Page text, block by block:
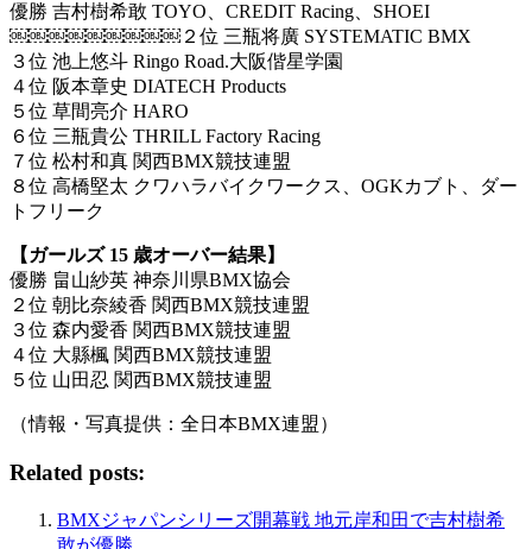
優勝 吉村樹希敢 TOYO、CREDIT Racing、SHOEI
￼￼￼￼￼￼￼￼￼２位 三瓶将廣 SYSTEMATIC BMX
３位 池上悠斗 Ringo Road.大阪偕星学園
４位 阪本章史 DIATECH Products
５位 草間亮介 HARO
６位 三瓶貴公 THRILL Factory Racing
７位 松村和真 関西BMX競技連盟
８位 高橋堅太 クワハラバイクワークス、OGKカブト、ダー
トフリーク
【ガールズ 15 歳オーバー結果】
優勝 畠山紗英 神奈川県BMX協会
２位 朝比奈綾香 関西BMX競技連盟
３位 森内愛香 関西BMX競技連盟
４位 大縣楓 関西BMX競技連盟
５位 山田忍 関西BMX競技連盟
（情報・写真提供：全日本BMX連盟）
Related posts:
BMXジャパンシリーズ開幕戦 地元岸和田で吉村樹希
敢が優勝